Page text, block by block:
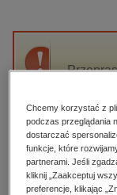
darmowe
edukacja
hobby,
komputery,
High-contrast mode
Polecane
Chcemy korzystać z
podczas przeglądania
dostarczać
funkcje, które
partnerami. Jeśli
kliknij „Zaakceptuj
preferencje, klikając